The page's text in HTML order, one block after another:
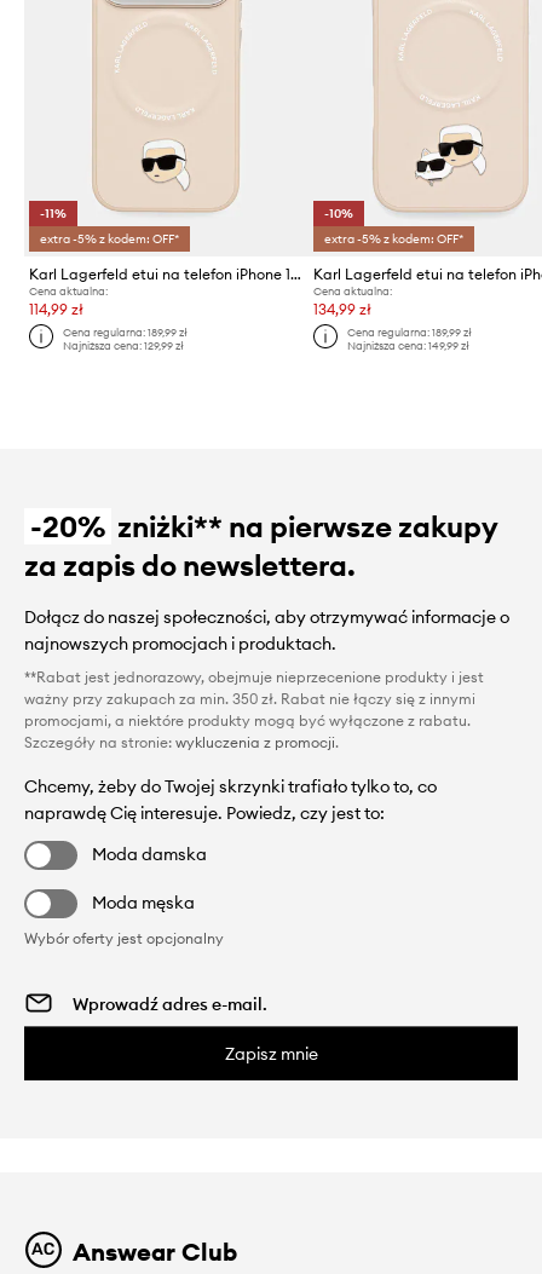
-11%
extra -5% z kodem: OFF*
Karl Lagerfeld etui na telefon iPhone 17 Pro
Cena aktualna:
114,99 zł
Cena regularna:189,99 zł
Najniższa cena:129,99 zł
-10%
extra -5% z kodem: OFF*
Cena aktualna:
134,99 zł
Cena regularna: 189,99 zł
Najniższa cena: 149,99 zł
-20% zniżki** na pierwsze zakupy
za zapis do newslettera.
Dołącz do naszej społeczności, aby otrzymywać informacje o
najnowszych promocjach i produktach.
**Rabat jest jednorazowy, obejmuje nieprzecenione produkty i jest
ważny przy zakupach za min. 350 zł. Rabat nie łączy się z innymi
promocjami, a niektóre produkty mogą być wyłączone z rabatu.
Szczegóły na stronie: wykluczenia z promocji.
Chcemy, żeby do Twojej skrzynki trafiało tylko to, co
naprawdę Cię interesuje. Powiedz, czy jest to:
Moda damska
Moda męska
Wybór oferty jest opcjonalny
Zapisz mnie
Answear Club